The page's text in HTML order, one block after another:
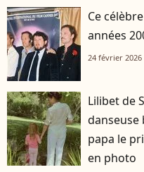
Ce
années
24 février 2026
Lilibet de
danseuse
papa le
en photo